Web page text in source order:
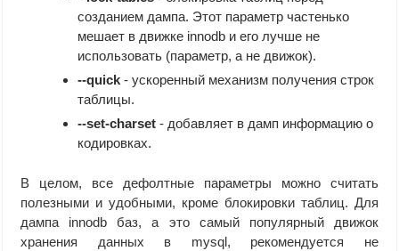
созданием дампа. Этот параметр частенько
мешает в движке innodb и его лучше не
использовать (параметр, а не движок).
--quick- ускоренный механизм получения строк
таблицы.
--set-charset- добавляет в дамп информацию о
кодировках.
В целом, все дефолтные параметры можно считать
полезными и удобными, кроме блокировки таблиц. Для
дампа innodb баз, а это самый популярный движок
хранения данных в mysql, рекомендуется не